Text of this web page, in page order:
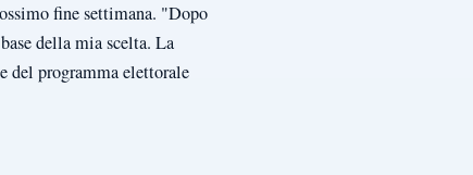
fine settimana. "Dopo
della mia scelta. La
del programma elettorale